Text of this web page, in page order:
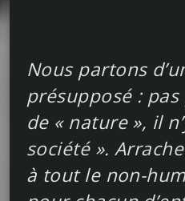
Nous partons
présupposé : pas
de « nature », il
société ».
à tout le non-